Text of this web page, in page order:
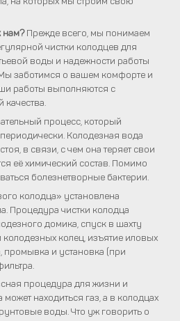
нам?Прежде всего, мы понимаем
чистки колодцев для
воды и надежности работы
заботимся о вашем комфорте и
работы выполняются с
качества.
процесс, который
Колодезная вода
в связи, с чем она теряет свои
её химический состав. Помимо
болезнетворные бактерии.
колодца» установлена
Процедура чистки колодца
домика, спуск в шахту
колодезных колец, изъятие иловых
промывка и установка (при
процедура для жизни и
находиться газ, а в колодцах
воды. Что уж говорить о